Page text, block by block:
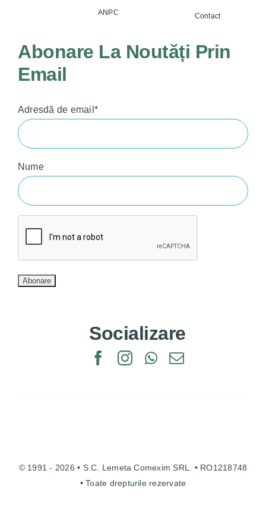
ANPC Contact
Abonare La Noutăți Prin
Email
Adresdă de email*
Nume
Socializare
© 1991 - 2026 • S.C. Lemeta Comexim SRL. • RO1218748
• Toate drepturile rezervate